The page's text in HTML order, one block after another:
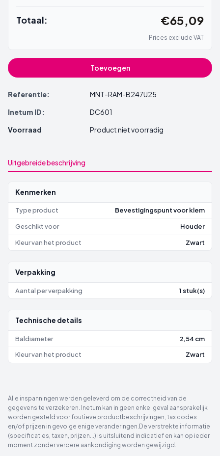
Totaal: €65,09
Prices exclude VAT
Toevoegen
Referentie:
MNT-RAM-B247U25
Inetum ID:
DC601
Voorraad
Product niet voorradig
Uitgebreide beschrijving
Kenmerken
Type product Bevestigingspunt voor klem
Geschikt voor Houder
Kleur van het product Zwart
Verpakking
Aantal per verpakking 1 stuk(s)
Technische details
Baldiameter 2,54 cm
Kleur van het product Zwart
Alle inspanningen werden geleverd om de correctheid van de
gegevens te verzekeren. Inetum kan in geen enkel geval aansprakelijk
worden gesteld voor foutieve productbeschrijvingen, tax codes
en/of prijzen in gevolge enige veranderingen.De verstrekte informatie
(specificaties, taxen, prijzen...) is uitsluitend indicatief en kan op ieder
moment zonder verdere aankondiging worden gewijzigd.